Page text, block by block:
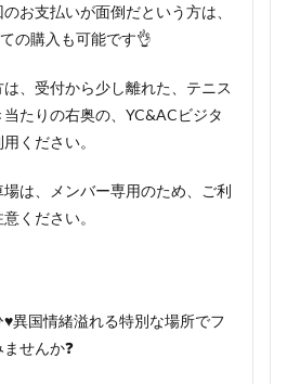
お支払いが面倒だという方は、
の購入も可能です👌
、受付から少し離れた、テニス
たりの右奥の、YC&ACビジタ
ください。
は、メンバー専用のため、ご利
ください。
異国情緒溢れる特別な場所でフ
せんか❓